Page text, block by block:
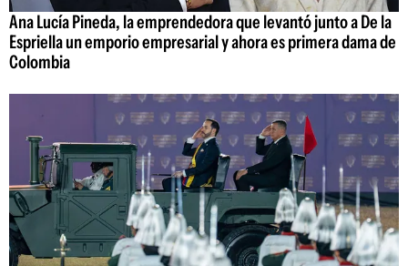
Ana Lucía Pineda, la emprendedora que levantó junto a De la
Espriella un emporio empresarial y ahora es primera dama de
Colombia